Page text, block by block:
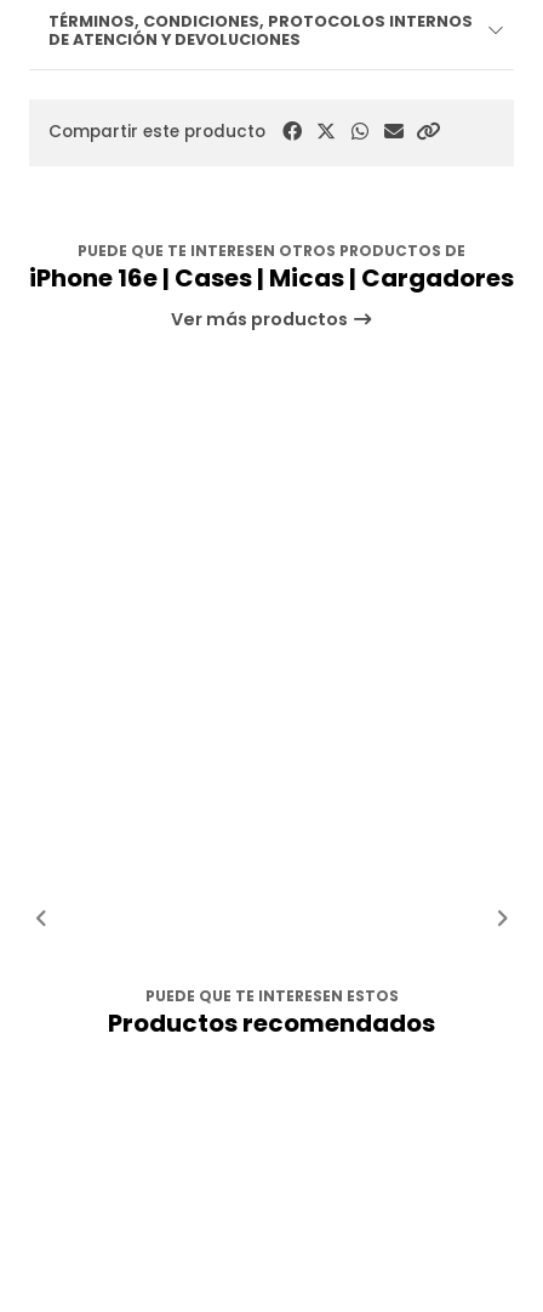
TÉRMINOS, CONDICIONES, PROTOCOLOS INTERNOS
DE ATENCIÓN Y DEVOLUCIONES
Compartir este producto
PUEDE QUE TE INTERESEN OTROS PRODUCTOS DE
iPhone 16e | Cases | Micas | Cargadores
Ver más productos
PUEDE QUE TE INTERESEN ESTOS
Productos recomendados